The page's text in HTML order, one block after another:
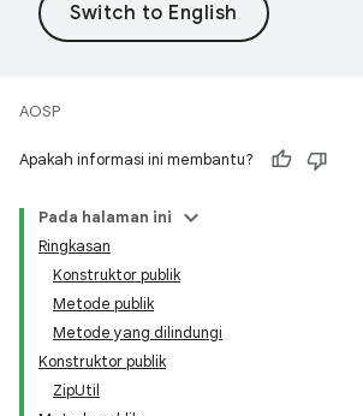
AOSP
Apakah informasi ini membantu?
Pada halaman ini
Ringkasan
Konstruktor publik
Metode publik
Metode yang dilindungi
Konstruktor publik
ZipUtil